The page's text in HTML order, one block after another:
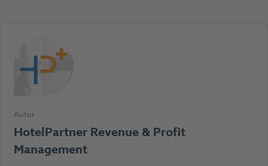
Autor
HotelPartner Revenue & Profit
Management